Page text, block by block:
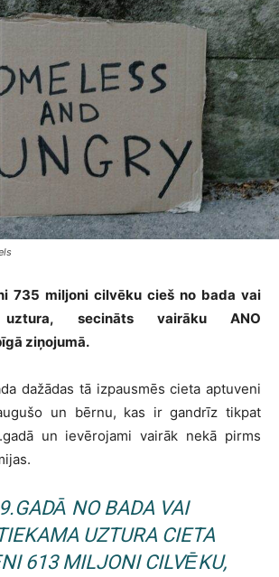
735 miljoni cilvēku cieš no bada vai
uztura, secināts vairāku ANO
ziņojumā.
dažādas tā izpausmēs cieta aptuveni
un bērnu, kas ir gandrīz tikpat
un ievērojami vairāk nekā pirms
NO BADA VAI
UZTURA CIETA
613 MILJONI CILVĒKU,